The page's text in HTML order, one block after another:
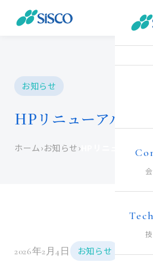
お知らせ
HPリニューアルのお
ホーム›お知らせ› HPリニューアル
2026年2月4日 お知らせ